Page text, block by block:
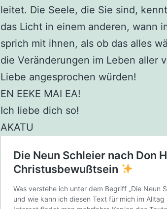
leitet. Die Seele, die Sie sind,
das Licht in einem anderen, wann
sprich mit ihnen, als ob das alles
die Veränderungen im Leben aller
Liebe angesprochen würden!
EN EEKE MAI EA!
Ich liebe dich so!
AKATU